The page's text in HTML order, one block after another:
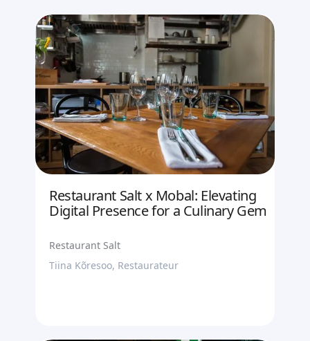
Restaurant Salt x Mobal: Elevating
Digital Presence for a Culinary Gem
Restaurant Salt
Tiina Kõresoo, Restaurateur